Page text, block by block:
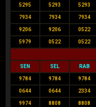
5295 5293 5293
7934 7934 7934
9206 9206 0522
5979 0522 0522
SEN SEL RAB
9784 9784 9784
0644 0644 2334
9974 8808 8808